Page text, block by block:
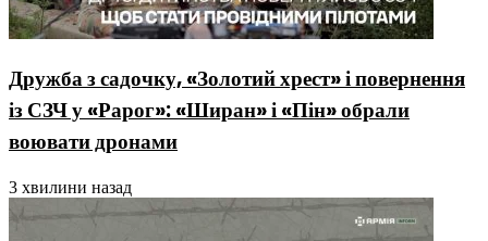
Дружба з садочку, «Золотий хрест» і повернення
із СЗЧ у «Рарог»: «Ширан» і «Пін» обрали
воювати дронами
3 хвилини назад